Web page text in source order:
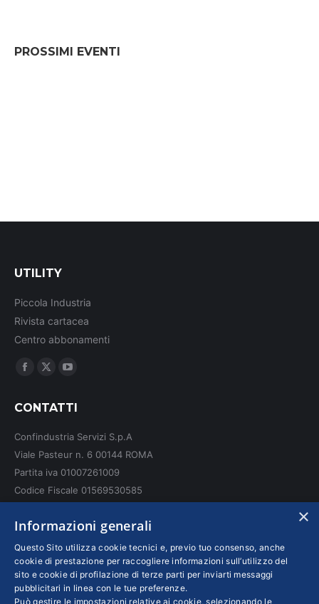
PROSSIMI EVENTI
UTILITY
Piccola Industria
Rivista cartacea
Centro abbonamenti
Ci puoi trovare su:
opens
new
window
opens
in
new
window
opens
in
window
CONTATTI
Confindustria Servizi S.p.A
Viale Pasteur n. 6 00144 ROMA
Partita iva 01007261009
Codice Fiscale 01569530585
INFO LEGALI
Colophon editoriali
Disclaimer
×
Informazioni generali
Questo Sito utilizza cookie tecnici e, previo tuo consenso, anche
cookie di prestazione per raccogliere informazioni sull’utilizzo del
sito e cookie di profilazione di terze parti per inviarti messaggi
pubblicitari in linea con le tue preferenze.
Può gestire le impostazioni relative ai cookie, selezionando le